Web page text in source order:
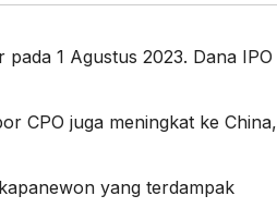
1 Agustus 2023. Dana IPO
CPO juga meningkat ke China,
yang terdampak